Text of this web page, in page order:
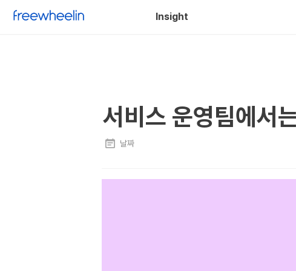
Insight
서비스 운영팀에서
날짜